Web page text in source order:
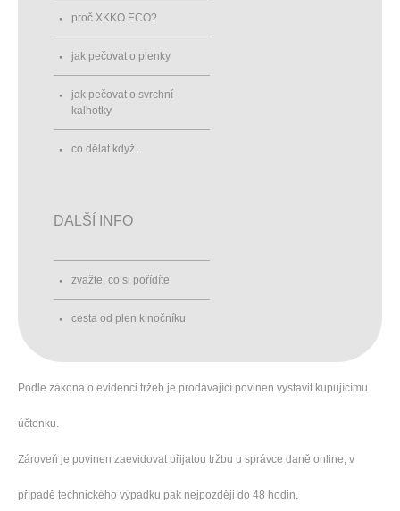
proč XKKO ECO?
jak pečovat o plenky
jak pečovat o svrchní
kalhotky
co dělat když...
DALŠÍ INFO
zvažte, co si pořídíte
cesta od plen k nočníku
Podle zákona o evidenci tržeb je prodávající povinen vystavit kupujícímu
účtenku.
Zároveň je povinen zaevidovat přijatou tržbu u správce daně online; v
případě technického výpadku pak nejpozději do 48 hodin.